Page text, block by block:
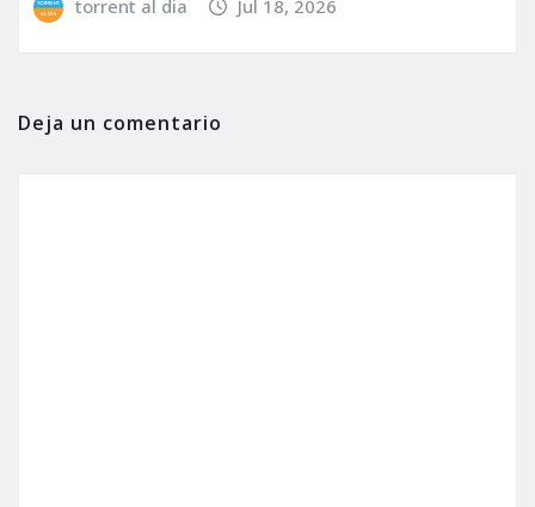
torrent al dia Jul 18, 2026
Deja un comentario